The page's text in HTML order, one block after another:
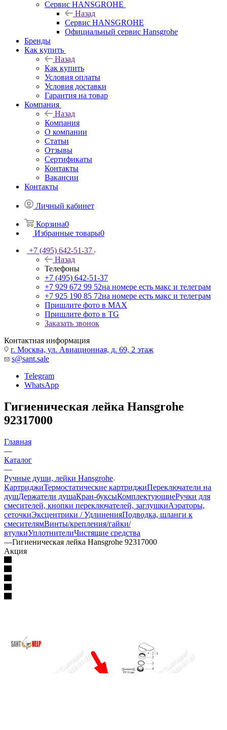
Сервис HANSGROHE
Назад
Сервис HANSGROHE
Официальный сервис Hansgrohe
Бренды
Как купить
Назад
Как купить
Условия оплаты
Условия доставки
Гарантия на товар
Компания
Назад
Компания
О компании
Статьи
Отзывы
Сертификаты
Контакты
Вакансии
Контакты
Личный кабинет
Корзина0
Избранные товары0
+7 (495) 642-51-37
Назад
Телефоны
+7 (495) 642-51-37
+7 929 672 99 52на номере есть макс и телеграм
+7 925 190 85 72на номере есть макс и телеграм
Пришлите фото в MAX
Пришлите фото в TG
Заказать звонок
Контактная информация
г. Москва, ул. Авиационная, д. 69, 2 этаж
s@sant.sale
Telegram
WhatsApp
Гигиеническая лейка Hansgrohe
92317000
Главная
—
Каталог
—
Ручные души, лейки Hansgrohe
КартриджиТермостатические картриджиПереключатели на
душДержатели душаКран-буксыКомплектующиеРучки для
смесителей, кнопки переключателей, заглушкиАэраторы,
сеточкиЭксцентрики / УдлиненияПодводка, шланги к
смесителямВинты/крепления/гайки/
втулкиУплотнителиЧистящие средства
—Гигиеническая лейка Hansgrohe 92317000
Акция